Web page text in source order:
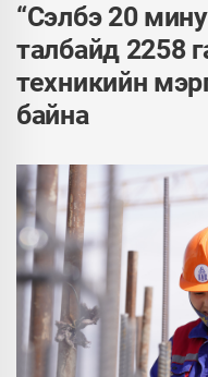
“Сэлбэ 20
талбайд 2258
техникийн
байна